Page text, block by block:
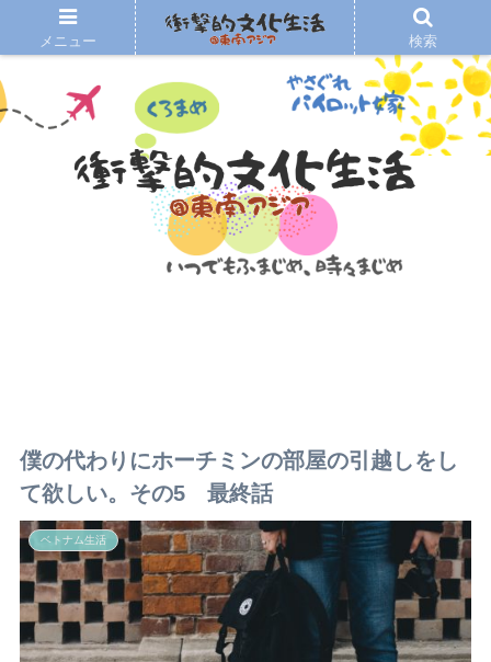
僕の代わりにホーチミンの部屋の引越しをし
て欲しい。その5 最終話
ベトナム生活
メニュー 検索